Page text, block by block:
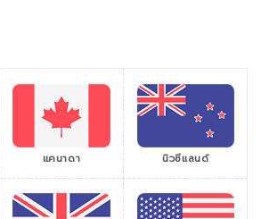
แคนาดา นิวซีแลนด์